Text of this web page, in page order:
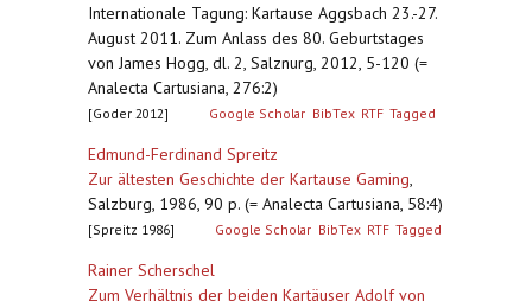
Internationale Tagung: Kartause Aggsbach 23.-27.
August 2011. Zum Anlass des 80. Geburtstages
von James Hogg, dl. 2, Salznurg, 2012, 5-120 (=
Analecta Cartusiana, 276:2)
[Goder 2012] Google Scholar BibTex RTF Tagged
Edmund-Ferdinand Spreitz
Zur ältesten Geschichte der Kartause Gaming,
Salzburg, 1986, 90 p. (= Analecta Cartusiana, 58:4)
[Spreitz 1986] Google Scholar BibTex RTF Tagged
Rainer Scherschel
Zum Verhältnis der beiden Kartäuser Adolf von